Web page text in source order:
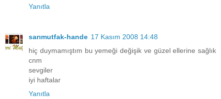
Yanıtla
sarımutfak-hande 17 Kasım 2008 14:48
hiç duymamıştım bu yemeği değişik ve güzel ellerine sağlık
cnm
sevgiler
iyi haftalar
Yanıtla